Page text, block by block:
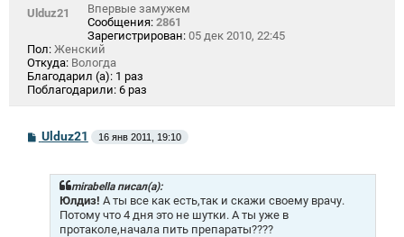
Ulduz21
Впервые замужем
Сообщения: 2861
Зарегистрирован: 05 дек 2010, 22:45
Пол: Женский
Откуда: Вологда
Благодарил (а): 1 раз
Поблагодарили: 6 раз
С
о
Ulduz21 16 янв 2011, 19:10
mirabella писал(а):
Юлдиз! А ты все как есть,так и скажи своему врачу.
Потому что 4 дня это не шутки. А ты уже в
протаколе,начала пить препараты????